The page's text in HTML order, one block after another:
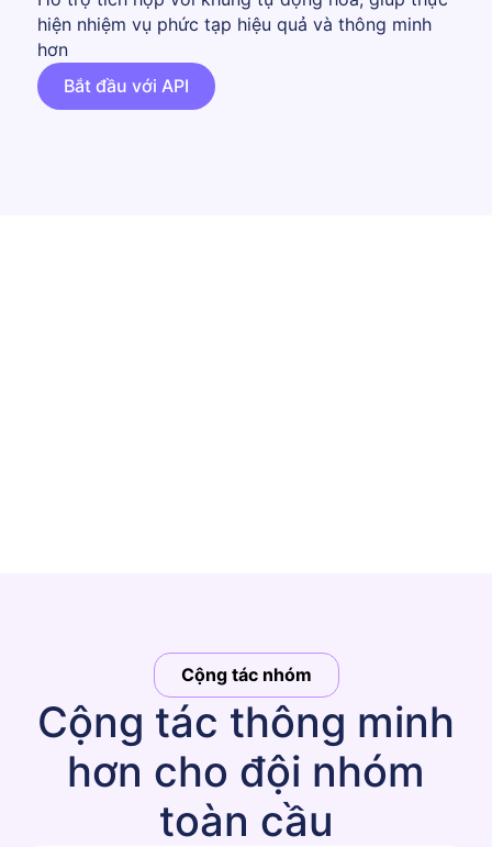
hiện nhiệm vụ phức tạp hiệu quả và thông minh
hơn
Bắt đầu với API
Cộng tác nhóm
Cộng tác thông minh
hơn cho đội nhóm
toàn cầu